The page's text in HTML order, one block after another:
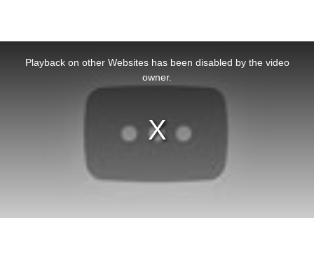
Playback on other Websites has been disabled by the video
owner.